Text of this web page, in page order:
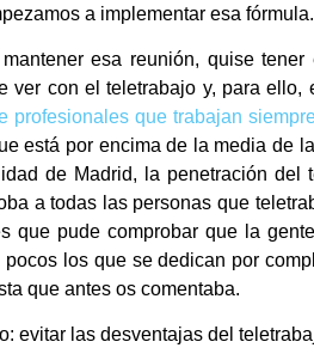
a implementar esa fórmula.
esa reunión, quise
ver con el teletrabajo y, para ello,
profesionales que trabajan
está por encima de la media de
de Madrid, la penetración del
a todas las personas que
que pude comprobar que la
pocos los que se dedican por
que antes os comentaba.
evitar las desventajas del